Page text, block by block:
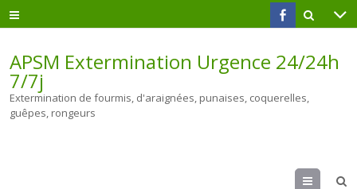
APSM Extermination Urgence 24/24h
7/7j
Extermination de fourmis, d'araignées, punaises, coquerelles,
guêpes, rongeurs
Menu